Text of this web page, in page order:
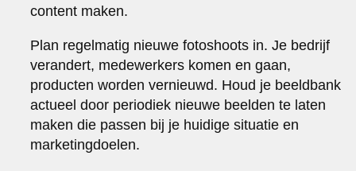
content maken.
Plan regelmatig nieuwe fotoshoots in. Je bedrijf
verandert, medewerkers komen en gaan,
producten worden vernieuwd. Houd je beeldbank
actueel door periodiek nieuwe beelden te laten
maken die passen bij je huidige situatie en
marketingdoelen.